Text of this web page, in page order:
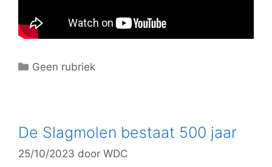
C
g
o
r
Geen rubriek
De Slagmolen bestaat 500 jaar
25/10/2023 door WDC